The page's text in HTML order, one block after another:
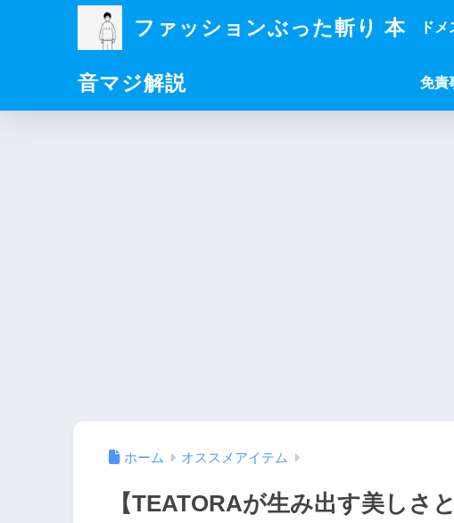
ファッションぶった斬り 本
音マジ解説
ド
免責
ホーム オススメアイテム
【TEATORAが生み出す美しさ